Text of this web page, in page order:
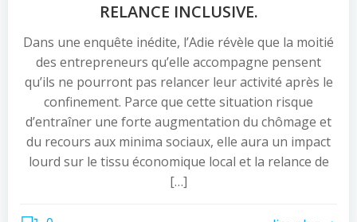
RELANCE INCLUSIVE.
Dans une enquête inédite, l’Adie révèle que la moitié
des entrepreneurs qu’elle accompagne pensent
qu’ils ne pourront pas relancer leur activité après le
confinement. Parce que cette situation risque
d’entraîner une forte augmentation du chômage et
du recours aux minima sociaux, elle aura un impact
lourd sur le tissu économique local et la relance de
[…]